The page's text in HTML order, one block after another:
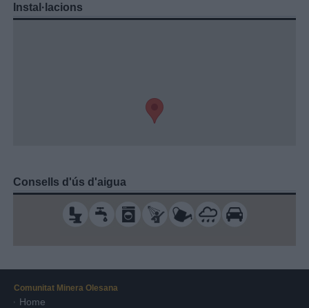
Instal·lacions
Consells d'ús d'aigua
Comunitat Minera Olesana
Home